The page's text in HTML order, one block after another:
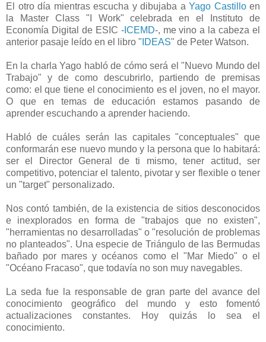
El otro día mientras escucha y dibujaba a Yago Castilloen
la Master Class "I Work" celebrada en el Instituto de
Economía Digital de ESIC -ICEMD-, me vino a la cabeza el
anterior pasaje leído en el libro " IDEAS" de Peter Watson.
En la charla Yago habló de cómo será el "Nuevo Mundo del
Trabajo" y de como descubrirlo, partiendo de premisas
como: el que tiene el conocimiento es el joven, no el mayor.
O que en temas de educación estamos pasando de
aprender escuchando a aprender haciendo.
Habló de cuáles serán las capitales "conceptuales" que
conformarán ese nuevo mundo y la persona que lo habitará:
ser el Director General de ti mismo, tener actitud, ser
competitivo, potenciar el talento, pivotar y ser flexible o tener
un "target" personalizado.
Nos contó también, de la existencia de sitios desconocidos
e inexplorados en forma de "trabajos que no existen",
"herramientas no desarrolladas" o "resolución de problemas
no planteados". Una especie de Triángulo de las Bermudas
bañado por mares y océanos como el "Mar Miedo" o el
"Océano Fracaso", que todavía no son muy navegables.
La seda fue la responsable de gran parte del avance del
conocimiento geográfico del mundo y esto fomentó
actualizaciones constantes. Hoy quizás lo sea el
conocimiento.